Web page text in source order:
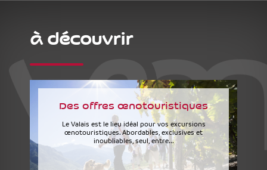
à découvrir
Des offres œnotouristiques
Le Valais est le lieu idéal pour vos excursions
œnotouristiques. Abordables, exclusives et
inoubliables, seul, entre...